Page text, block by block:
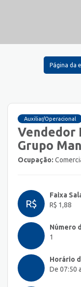
Página da
Auxiliar/Operacional
Vendedor
Grupo
Ocupação:
R$
Faixa
R$ 1,88
Número
1
Horário
De 07:50